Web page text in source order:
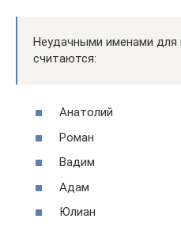
Неудачными именами для
считаются:
Анатолий
Роман
Вадим
Адам
Юлиан